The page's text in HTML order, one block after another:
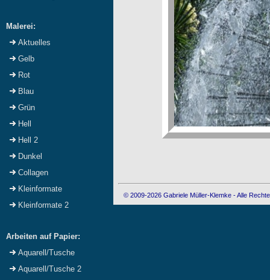
Malerei:
Aktuelles
Gelb
Rot
Blau
Grün
Hell
Hell 2
Dunkel
Collagen
Kleinformate
Kleinformate 2
Arbeiten auf Papier:
Aquarell/Tusche
Aquarell/Tusche 2
© 2009-2026 Gabriele Müller-Klemke - Alle